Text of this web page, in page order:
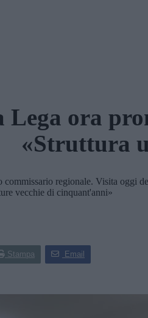
Lega ora
«Struttura
regionale. Visita oggi
vecchie di cinquant'anni»
Stampa Email